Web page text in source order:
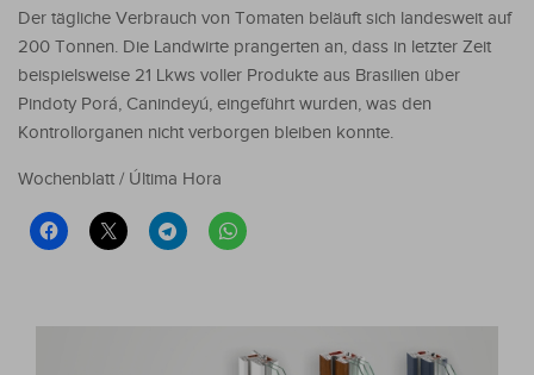
Der tägliche Verbrauch von Tomaten beläuft sich landesweit auf
200 Tonnen. Die Landwirte prangerten an, dass in letzter Zeit
beispielsweise 21 Lkws voller Produkte aus Brasilien über
Pindoty Porá, Canindeyú, eingeführt wurden, was den
Kontrollorganen nicht verborgen bleiben konnte.
Wochenblatt / Última Hora